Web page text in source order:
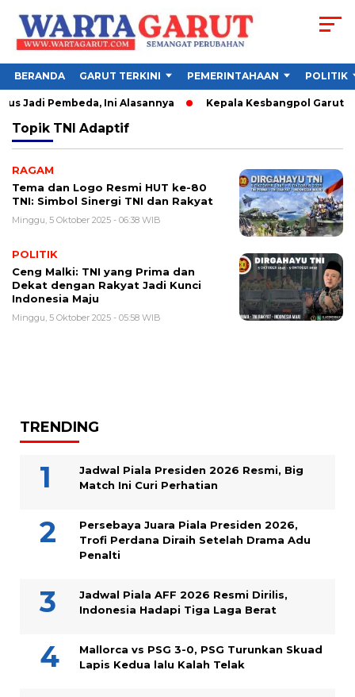
BERANDA GARUT TERKINI PEMERINTAHAAN POLITIK
Jadi Pembeda, Ini Alasannya Kepala Kesbangpol Garut
Topik TNI Adaptif
RAGAM
Tema dan Logo Resmi HUT ke-80
TNI: Simbol Sinergi TNI dan Rakyat
Minggu, 5 Oktober 2025 - 06:38 WIB
POLITIK
Ceng Malki: TNI yang Prima dan
Dekat dengan Rakyat Jadi Kunci
Indonesia Maju
Minggu, 5 Oktober 2025 - 05:58 WIB
TRENDING
Jadwal Piala Presiden 2026 Resmi, Big
Match Ini Curi Perhatian
Persebaya Juara Piala Presiden 2026,
Trofi Perdana Diraih Setelah Drama Adu
Penalti
Jadwal Piala AFF 2026 Resmi Dirilis,
Indonesia Hadapi Tiga Laga Berat
Mallorca vs PSG 3-0, PSG Turunkan Skuad
Lapis Kedua lalu Kalah Telak